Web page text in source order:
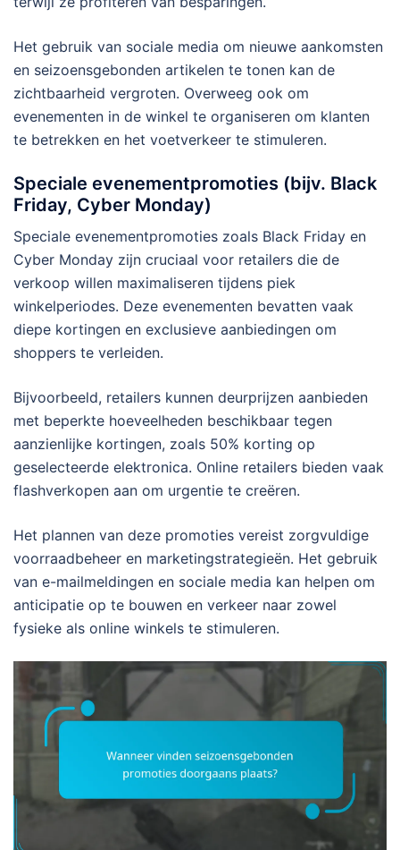
Het gebruik van sociale media om nieuwe aankomsten
en seizoensgebonden artikelen te tonen kan de
zichtbaarheid vergroten. Overweeg ook om
evenementen in de winkel te organiseren om klanten
te betrekken en het voetverkeer te stimuleren.
Speciale evenementpromoties (bijv. Black
Friday, Cyber Monday)
Speciale evenementpromoties zoals Black Friday en
Cyber Monday zijn cruciaal voor retailers die de
verkoop willen maximaliseren tijdens piek
winkelperiodes. Deze evenementen bevatten vaak
diepe kortingen en exclusieve aanbiedingen om
shoppers te verleiden.
Bijvoorbeeld, retailers kunnen deurprijzen aanbieden
met beperkte hoeveelheden beschikbaar tegen
aanzienlijke kortingen, zoals 50% korting op
geselecteerde elektronica. Online retailers bieden vaak
flashverkopen aan om urgentie te creëren.
Het plannen van deze promoties vereist zorgvuldige
voorraadbeheer en marketingstrategieën. Het gebruik
van e-mailmeldingen en sociale media kan helpen om
anticipatie op te bouwen en verkeer naar zowel
fysieke als online winkels te stimuleren.